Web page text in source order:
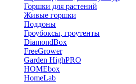
Горшки для растений
Живые горшки
Поддоны
Гроубоксы, гроутенты
DiamondBox
FreeGrower
Garden HighPRO
HOMEbox
HomeLab